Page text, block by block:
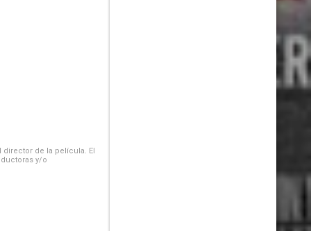
de la película. El
y/o